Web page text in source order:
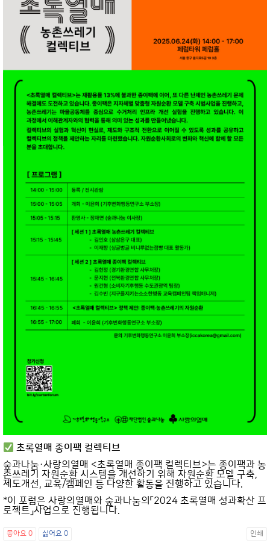
초록열매 종이팩 컬렉티브
숲과나눔·사랑의열매 <초록열매 종이팩 컬렉티브>는 종이팩과 농
촌쓰레기 자원순환 시스템을 개선하기 위해 자원순환 모델 구축,
제도개선, 교육/캠페인 등 다양한 활동을 진행하고 있습니다.
*이 포럼은 사랑의열매와 숲과나눔의「2024 초록열매 성과확산 프
로젝트」사업으로 진행됩니다.
좋아요 0 싫어요 0 인쇄